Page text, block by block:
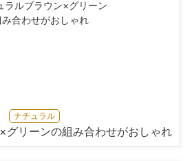
ナチュラル
グリーンの組み合わせがおしゃれ